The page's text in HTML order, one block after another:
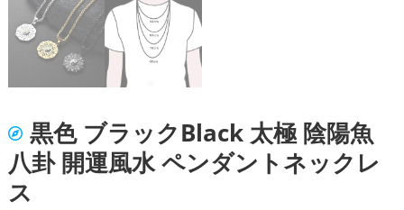
黒色 ブラックBlack 太極 陰陽魚
八卦 開運風水 ペンダントネックレ
ス